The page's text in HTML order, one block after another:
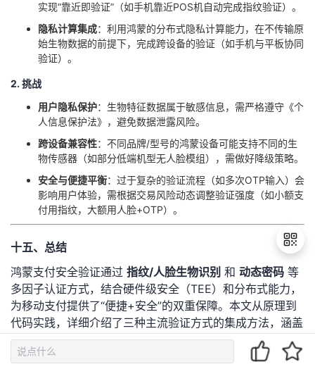
实现“靠近即验证”（如手机靠近POS机自动完成指纹验证）。
​隐私计算集成​​：利用鸿蒙的分布式隐私计算能力，在不传输原
始生物数据的前提下，完成跨设备的验证（如手机与平板协同
验证）。
2. 挑战
​用户隐私保护​​：生物特征数据属于敏感信息，需严格遵守《个
人信息保护法》，避免数据泄露风险。
​跨设备兼容性​​：不同品牌/型号的鸿蒙设备可能支持不同的生
物传感器（如部分低端机型无人脸模组），需做好降级策略。
​安全与便捷平衡​​：过于复杂的验证流程（如多次OTP输入）会
影响用户体验，需根据交易风险动态调整验证强度（如小额支
付用指纹，大额用人脸+OTP）。
十五、总结
鸿蒙支付安全验证通过 ​ ​指纹/人脸生物识别​ ​ 和 ​ ​动态密码​ ​ 等
多因子认证方式，结合硬件级安全（TEE）和分布式能力，
为移动支付提供了“便捷+安全”的双重保障。本文从原理到
代码实践，详细介绍了三种主流验证方式的集成方法，涵盖
了权限配置、设备兼容性检查、活体检测等关键环节。
掌握鸿蒙支付安全验证的技术，